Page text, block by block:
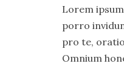
Lorem
porro
pro te,
Omnium